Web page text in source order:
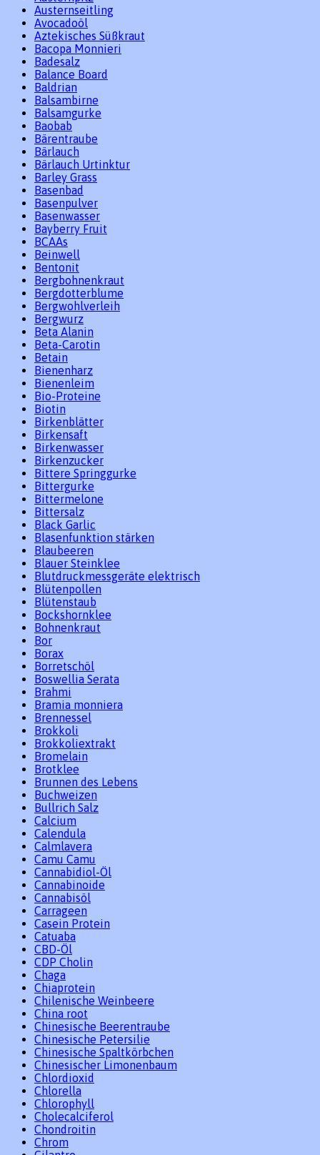
Austernseitling
Avocadoöl
Aztekisches Süßkraut
Bacopa Monnieri
Badesalz
Balance Board
Baldrian
Balsambirne
Balsamgurke
Baobab
Bärentraube
Bärlauch
Bärlauch Urtinktur
Barley Grass
Basenbad
Basenpulver
Basenwasser
Bayberry Fruit
BCAAs
Beinwell
Bentonit
Bergbohnenkraut
Bergdotterblume
Bergwohlverleih
Bergwurz
Beta Alanin
Beta-Carotin
Betain
Bienenharz
Bienenleim
Bio-Proteine
Biotin
Birkenblätter
Birkensaft
Birkenwasser
Birkenzucker
Bittere Springgurke
Bittergurke
Bittermelone
Bittersalz
Black Garlic
Blasenfunktion stärken
Blaubeeren
Blauer Steinklee
Blutdruckmessgeräte elektrisch
Blütenpollen
Blütenstaub
Bockshornklee
Bohnenkraut
Bor
Borax
Borretschöl
Boswellia Serata
Brahmi
Bramia monniera
Brennessel
Brokkoli
Brokkoliextrakt
Bromelain
Brotklee
Brunnen des Lebens
Buchweizen
Bullrich Salz
Calcium
Calendula
Calmlavera
Camu Camu
Cannabidiol-Öl
Cannabinoide
Cannabisöl
Carrageen
Casein Protein
Catuaba
CBD-Öl
CDP Cholin
Chaga
Chiaprotein
Chilenische Weinbeere
China root
Chinesische Beerentraube
Chinesische Petersilie
Chinesische Spaltkörbchen
Chinesischer Limonenbaum
Chlordioxid
Chlorella
Chlorophyll
Cholecalciferol
Chondroitin
Chrom